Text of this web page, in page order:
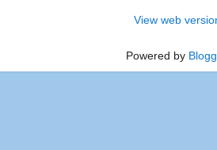
View web
Powered by